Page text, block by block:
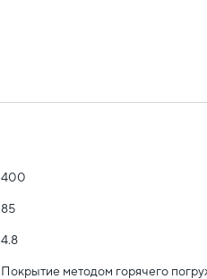
400
85
4.8
Покрытие методом горячего